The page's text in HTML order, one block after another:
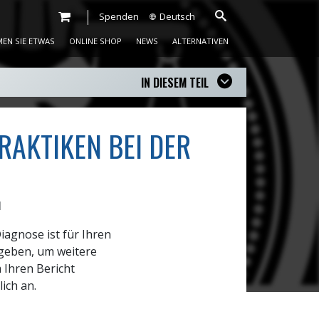
Spenden Deutsch
SIE ETWAS ONLINE SHOP NEWS ALTERNATIVEN
IN DIESEM TEIL
BEI DER
ist für Ihren
um weitere
Ihren Bericht
an.